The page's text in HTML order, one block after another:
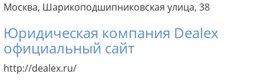
Москва, Шарикоподшипниковская улица, 38
Юридическая компания Dealex
официальный сайт
http://dealex.ru/